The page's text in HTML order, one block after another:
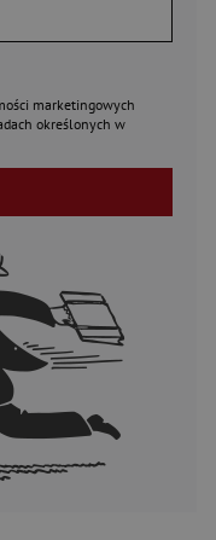
marketingowych
określonych w